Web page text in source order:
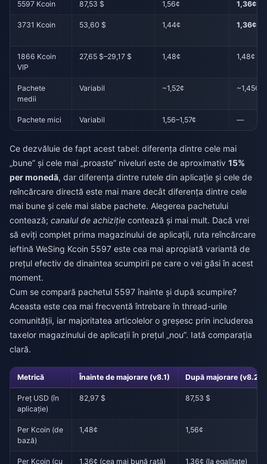
5597 Kcoin 87,53 $ 1,56¢ 1,36¢
3731 Kcoin 53,60 $ 1,44¢ 1,36¢
1866 Kcoin
VIP
27,65 $–29,17 $ 1,48¢ 1,48¢
Pachete
medii
Variabil ~1,52¢ ~1,45¢
Pachete mici Variabil 1,56–1,57¢ —
Ce dezvăluie de fapt acest tabel: diferența dintre cele mai
„bune” și cele mai „proaste” niveluri este de aproximativ 15%
per monedă, dar diferența dintre rutele din aplicație și cele de
reîncărcare directă este mai mare decât diferența dintre cele
mai bune și cele mai slabe pachete. Alegerea pachetului
contează; canalul de achiziție contează și mai mult. Dacă vrei
să eviți complet prima magazinului de aplicații, ruta reîncărcare
ieftină WeSing Kcoin 5597 este cea mai apropiată variantă de
prețul efectiv de dinaintea scumpirii pe care o vei găsi în acest
moment.
Cum se compară pachetul 5597 înainte și după scumpire?
Aceasta este cea mai frecventă întrebare în thread-urile
comunității, iar majoritatea articolelor o greșesc prin includerea
taxelor magazinului de aplicații în prețul „nou”. Iată comparația
clară.
Metrică Înainte de majorare (v8.1) După majorare (v8.2)
Preț USD (în
aplicație)
82,97 $ 87,53 $
Per Kcoin (de
bază)
1,48¢ 1,56¢
Per Kcoin (cu
1,36¢ (cea mai bună rată) 1,36¢ (la egalitate)